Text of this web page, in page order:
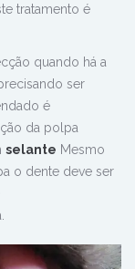
tratamento é
quando há a
ser
é
da polpa
selante Mesmo
o dente deve ser